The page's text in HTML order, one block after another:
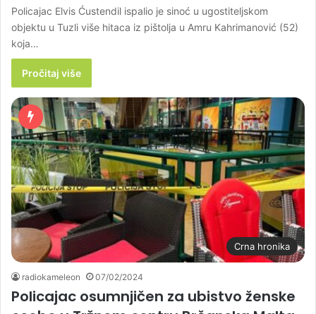
Policajac Elvis Ćustendil ispalio je sinoć u ugostiteljskom
objektu u Tuzli više hitaca iz pištolja u Amru Kahrimanović (52)
koja…
Pročitaj više
Crna hronika
radiokameleon 07/02/2024
Policajac osumnjičen za ubistvo ženske